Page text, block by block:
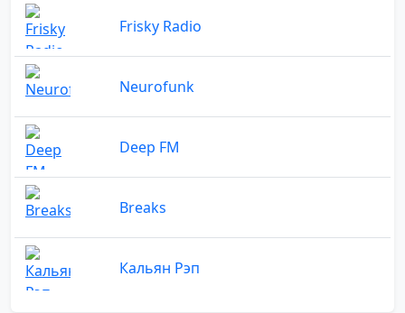
Frisky Radio
Neurofunk
Deep FM
Breaks
Кальян Рэп